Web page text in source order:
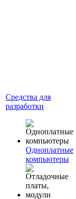
Средства для
разработки
Одноплатные
компьютеры